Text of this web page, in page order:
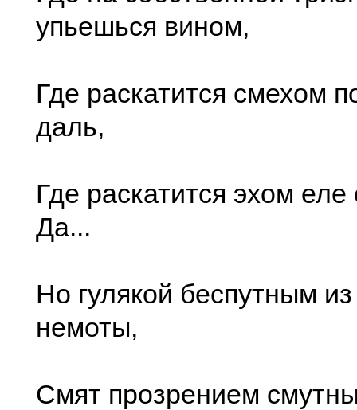
упьешься вином,
Где раскатится смехом
даль,
Где раскатится эхом
Да...
Но гулякой беспутным
немоты,
Смят прозрением